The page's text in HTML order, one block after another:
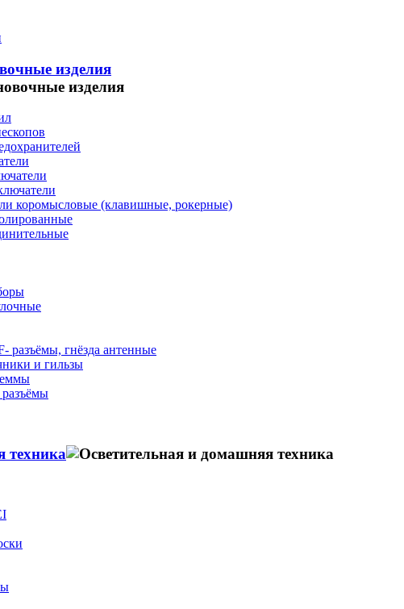
изделия
коромысловые (клавишные, рокерные)
разъёмы, гнёзда антенные
и гильзы
техника